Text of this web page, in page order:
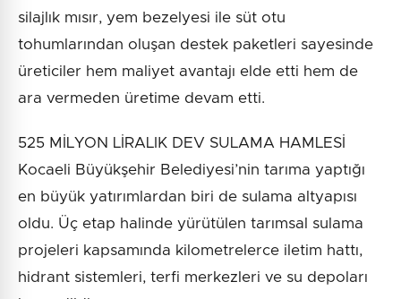
silajlık mısır, yem bezelyesi ile süt otu
tohumlarından oluşan destek paketleri sayesinde
üreticiler hem maliyet avantajı elde etti hem de
ara vermeden üretime devam etti.
525 MİLYON LİRALIK DEV SULAMA HAMLESİ
Kocaeli Büyükşehir Belediyesi’nin tarıma yaptığı
en büyük yatırımlardan biri de sulama altyapısı
oldu. Üç etap halinde yürütülen tarımsal sulama
projeleri kapsamında kilometrelerce iletim hattı,
hidrant sistemleri, terfi merkezleri ve su depoları